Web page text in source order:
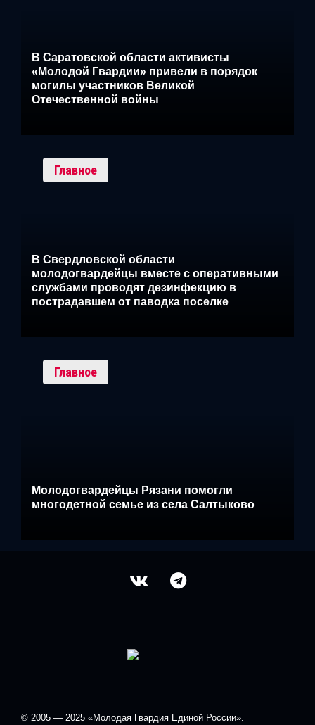
В Саратовской области активисты
«Молодой Гвардии» привели в порядок
могилы участников Великой
Отечественной войны
Главное
В Свердловской области
молодогвардейцы вместе с оперативными
службами проводят дезинфекцию в
пострадавшем от паводка поселке
Главное
Молодогвардейцы Рязани помогли
многодетной семье из села Салтыково
© 2005 — 2025 «Молодая Гвардия Единой России».